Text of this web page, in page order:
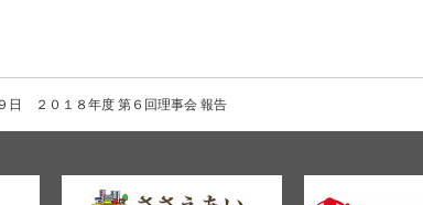
日 ２０１８年度 第６回理事会 報告